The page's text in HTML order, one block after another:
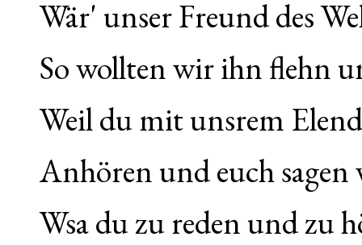
Wär' unser Freund des
So wollten wir ihn flehn
Weil du mit unsrem
Anhören und euch
Wsa du zu reden und zu